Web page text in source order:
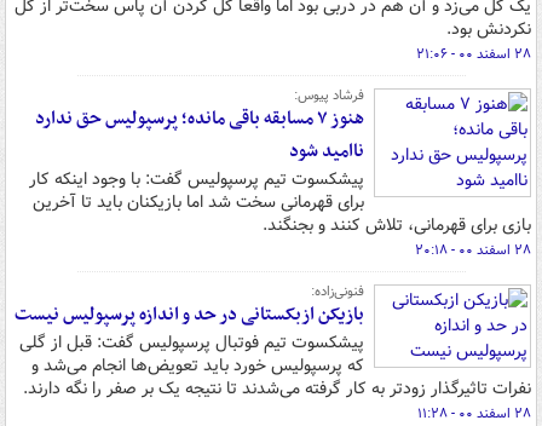
یک گل می‌زد و آن هم در دربی بود اما واقعاً گل کردن آن پاس سخت‌تر از گل
نکردنش بود.
۲۸ اسفند ۰۰ - ۲۱:۰۶
فرشاد پیوس:
هنوز ۷ مسابقه باقی مانده؛ پرسپولیس حق ندارد
ناامید شود
پیشکسوت تیم پرسپولیس گفت: با وجود اینکه کار
برای قهرمانی سخت شد اما بازیکنان باید تا آخرین
بازی برای قهرمانی، تلاش کنند و بجنگند.
۲۸ اسفند ۰۰ - ۲۰:۱۸
فنونی‌زاده:
بازیکن ازبکستانی در حد و اندازه‌ پرسپولیس نیست
پیشکسوت تیم فوتبال پرسپولیس گفت: قبل از گلی
که پرسپولیس خورد باید تعویض‌ها انجام می‌شد و
نفرات تاثیرگذار زودتر به کار گرفته می‌شدند تا نتیجه یک بر صفر را نگه دارند.
۲۸ اسفند ۰۰ - ۱۱:۲۸